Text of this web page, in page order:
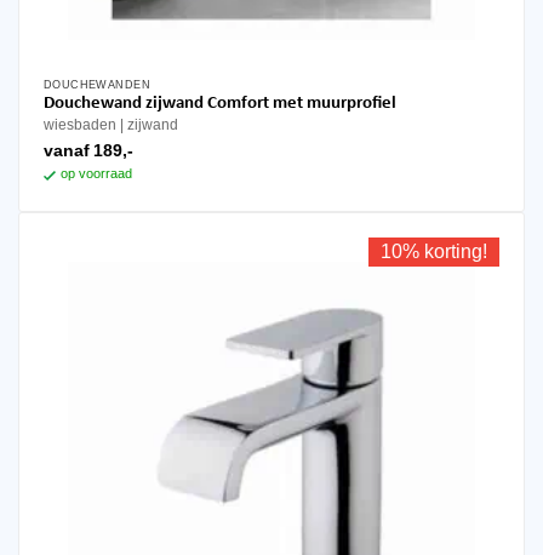
DOUCHEWANDEN
Douchewand zijwand Comfort met muurprofiel
wiesbaden zijwand
vanaf 189,-
op voorraad
Dit
product
10% korting!